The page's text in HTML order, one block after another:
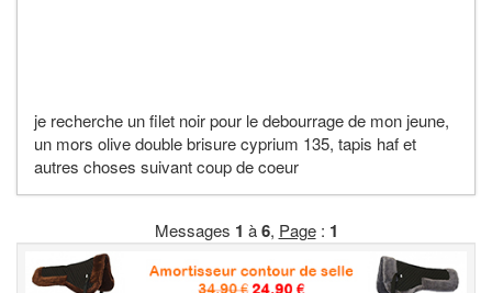
je recherche un filet noir pour le debourrage de mon jeune,
un mors olive double brisure cyprium 135, tapis haf et
autres choses suivant coup de coeur
Messages 1 à6, Page: 1